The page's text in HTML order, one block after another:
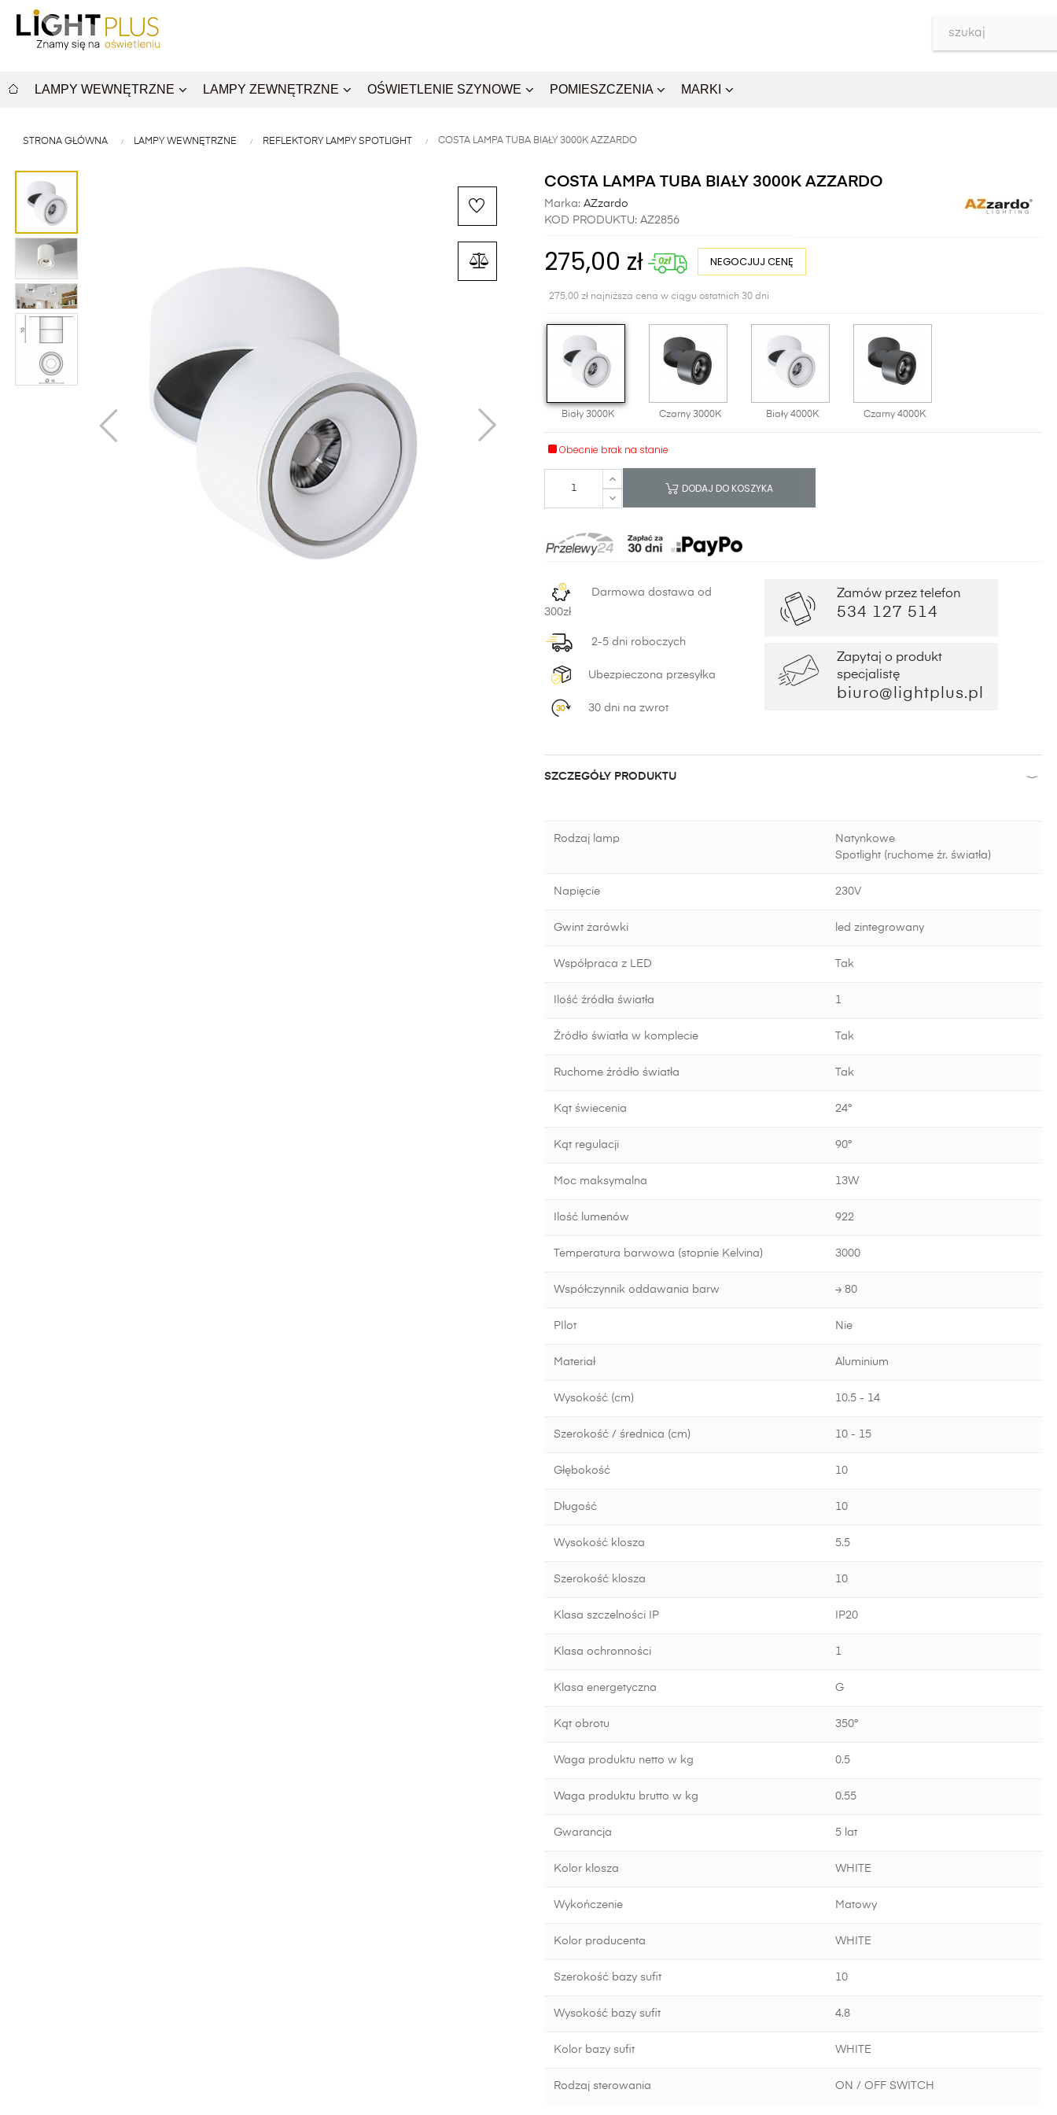
LAMPY WEWNĘTRZNE LAMPY ZEWNĘTRZNE OŚWIETLENIE SZYNOWE POMIESZCZENIA MARKI
STRONA GŁÓWNA LAMPY WEWNĘTRZNE REFLEKTORY LAMPY SPOTLIGHT COSTA LAMPA TUBA BIAŁY 3000K AZZARDO
COSTA LAMPA TUBA BIAŁY 3000K AZZARDO
Marka: AZzardo
KOD PRODUKTU: AZ2856
275,00 zł NEGOCJUJ CENĘ
275,00 zł najniższa cena w ciągu ostatnich 30 dni
Biały 3000K Czarny 3000K Biały 4000K Czarny 4000K
Obecnie brak na stanie
DODAJ DO KOSZYKA
Darmowa dostawa od
300zł
2-5 dni roboczych
Ubezpieczona przesyłka
30 dni na zwrot
Zamów przez telefon
534 127 514
Zapytaj o produkt
specjalistę
biuro@lightplus.pl
SZCZEGÓŁY PRODUKTU
Rodzaj lamp
Natynkowe
Spotlight (ruchome źr. światła)
Napięcie 230V
Gwint żarówki led zintegrowany
Współpraca z LED Tak
Ilość źródła światła 1
Źródło światła w komplecie Tak
Ruchome źródło światła Tak
Kąt świecenia 24°
Kąt regulacji 90°
Moc maksymalna 13W
Ilość lumenów 922
Temperatura barwowa (stopnie Kelvina) 3000
Współczynnik oddawania barw ≥ 80
PIlot Nie
Materiał Aluminium
Wysokość (cm) 10.5 - 14
Szerokość / średnica (cm) 10 - 15
Głębokość 10
Długość 10
Wysokość klosza 5.5
Szerokość klosza 10
Klasa szczelności IP IP20
Klasa ochronności 1
Klasa energetyczna G
Kąt obrotu 350°
Waga produktu netto w kg 0.5
Waga produktu brutto w kg 0.55
Gwarancja 5 lat
Kolor klosza WHITE
Wykończenie Matowy
Kolor producenta WHITE
Szerokość bazy sufit 10
Wysokość bazy sufit 4.8
Kolor bazy sufit WHITE
Rodzaj sterowania ON / OFF SWITCH